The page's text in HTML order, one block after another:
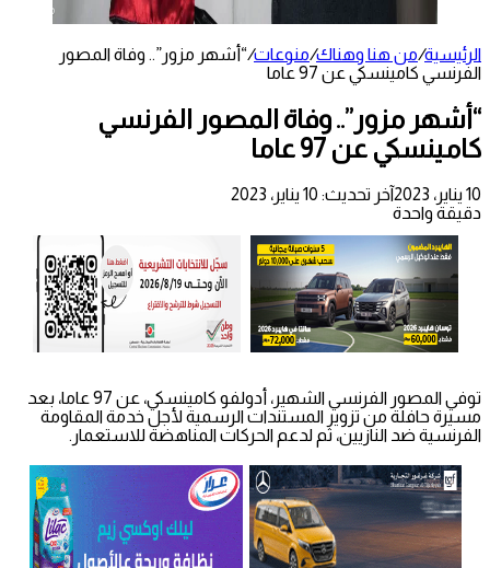
الرئيسية/من هنا وهناك/منوعات/“أشهر مزور”.. وفاة المصور
الفرنسي كامينسكي عن 97 عاما
“أشهر مزور”.. وفاة المصور الفرنسي
كامينسكي عن 97 عاما
10 يناير، 2023
آخر تحديث: 10 يناير، 2023
دقيقة واحدة
توفي المصور الفرنسي الشهير، أدولفو كامينسكي، عن 97 عاما، بعد
مسيرة حافلة من تزوير المستندات الرسمية لأجل خدمة المقاومة
الفرنسية ضد النازيين، ثم لدعم الحركات المناهضة للاستعمار.